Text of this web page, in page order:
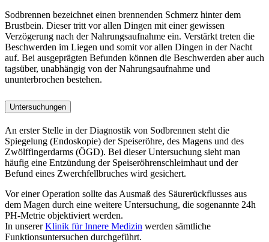
Sodbrennen bezeichnet einen brennenden Schmerz hinter dem
Brustbein. Dieser tritt vor allen Dingen mit einer gewissen
Verzögerung nach der Nahrungsaufnahme ein. Verstärkt treten die
Beschwerden im Liegen und somit vor allen Dingen in der Nacht
auf. Bei ausgeprägten Befunden können die Beschwerden aber auch
tagsüber, unabhängig von der Nahrungsaufnahme und
ununterbrochen bestehen.
Untersuchungen
An erster Stelle in der Diagnostik von Sodbrennen steht die
Spiegelung (Endoskopie) der Speiseröhre, des Magens und des
Zwölffingerdarms (ÖGD). Bei dieser Untersuchung sieht man
häufig eine Entzündung der Speiseröhrenschleimhaut und der
Befund eines Zwerchfellbruches wird gesichert.
Vor einer Operation sollte das Ausmaß des Säurerückflusses aus
dem Magen durch eine weitere Untersuchung, die sogenannte 24h
PH-Metrie objektiviert werden.
In unsererKlinik für Innere Medizin werden sämtliche
Funktionsuntersuchen durchgeführt.